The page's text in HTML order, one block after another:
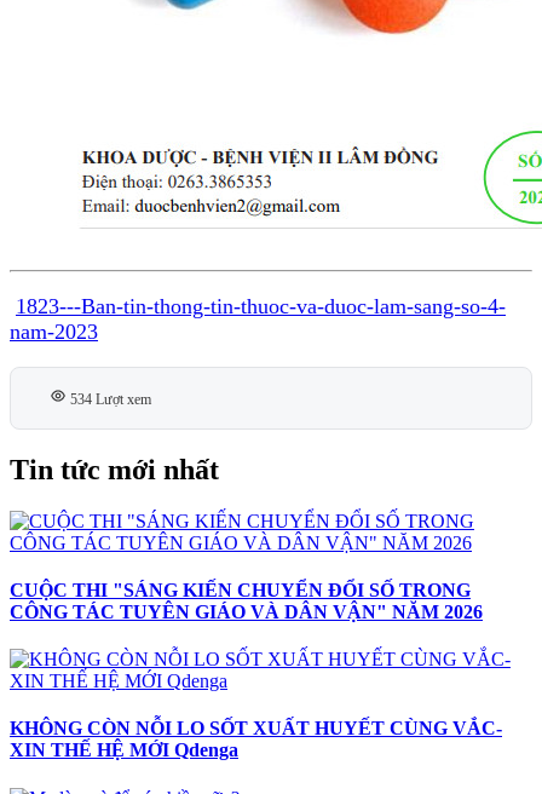
1823---Ban-tin-thong-tin-thuoc-va-duoc-lam-sang-so-4-
nam-2023
534 Lượt xem
Tin tức mới nhất
CUỘC THI "SÁNG KIẾN CHUYỂN ĐỔI SỐ TRONG
CÔNG TÁC TUYÊN GIÁO VÀ DÂN VẬN" NĂM 2026
KHÔNG CÒN NỖI LO SỐT XUẤT HUYẾT CÙNG VẮC-
XIN THẾ HỆ MỚI Qdenga